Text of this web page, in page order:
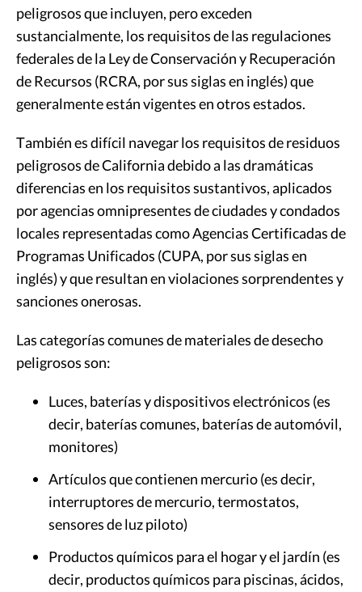
peligrosos que incluyen, pero exceden
sustancialmente, los requisitos de las regulaciones
federales de la Ley de Conservación y Recuperación
de Recursos (RCRA, por sus siglas en inglés) que
generalmente están vigentes en otros estados.
También es difícil navegar los requisitos de residuos
peligrosos de California debido a las dramáticas
diferencias en los requisitos sustantivos, aplicados
por agencias omnipresentes de ciudades y condados
locales representadas como Agencias Certificadas de
Programas Unificados (CUPA, por sus siglas en
inglés) y que resultan en violaciones sorprendentes y
sanciones onerosas.
Las categorías comunes de materiales de desecho
peligrosos son:
Luces, baterías y dispositivos electrónicos (es
decir, baterías comunes, baterías de automóvil,
monitores)
Artículos que contienen mercurio (es decir,
interruptores de mercurio, termostatos,
sensores de luz piloto)
Productos químicos para el hogar y el jardín (es
decir, productos químicos para piscinas, ácidos,